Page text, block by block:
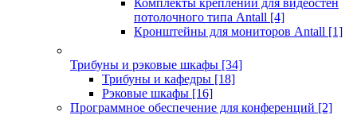
Комплекты креплений для видеостен
потолочного типа Antall [4]
Кронштейны для мониторов Antall [1]
Трибуны и рэковые шкафы [34]
Трибуны и кафедры [18]
Рэковые шкафы [16]
Программное обеспечение для конференций [2]